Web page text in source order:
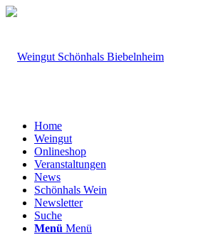
Home
Weingut
Onlineshop
Veranstaltungen
News
Schönhals Wein
Newsletter
Suche
Menü Menü